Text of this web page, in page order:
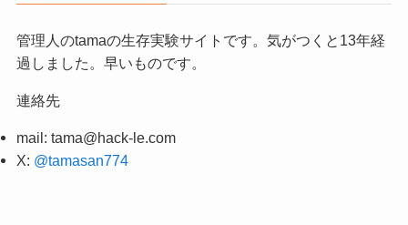
管理人のtamaの生存実験サイトです。気がつくと13年経
過しました。早いものです。
連絡先
mail: tama@hack-le.com
X: @tamasan774